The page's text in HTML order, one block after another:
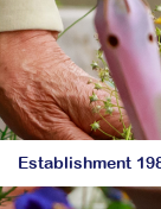
Establishment